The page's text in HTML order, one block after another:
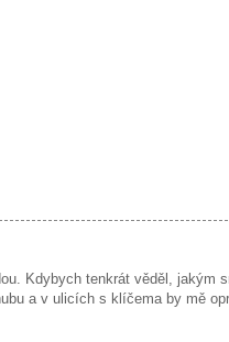
Kdybych tenkrát věděl, jakým
a v ulicích s klíčema by mě